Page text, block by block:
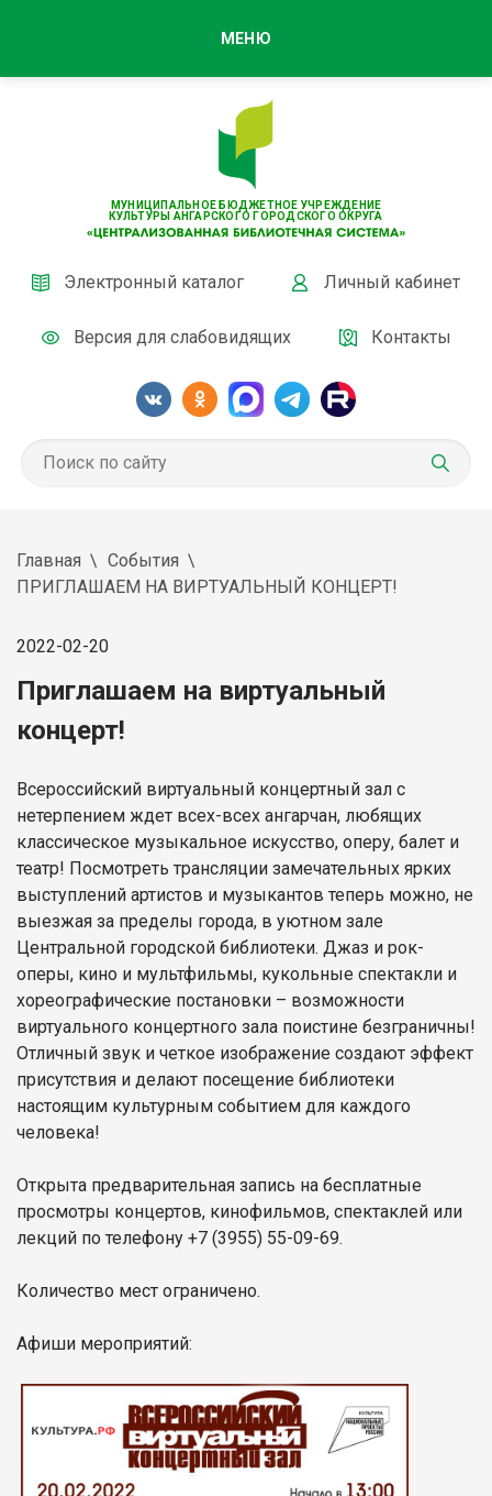
МУНИЦИПАЛЬНОЕ БЮДЖЕТНОЕ УЧРЕЖДЕНИЕ
КУЛЬТУРЫ АНГАРСКОГО ГОРОДСКОГО ОКРУГА
Электронный каталог Личный кабинет
Версия для слабовидящих Контакты
МЕНЮ
Главная
События
ПРИГЛАШАЕМ НА ВИРТУАЛЬНЫЙ КОНЦЕРТ!
2022-02-20
Приглашаем на виртуальный
концерт!
Всероссийский виртуальный концертный зал с
нетерпением ждет всех-всех ангарчан, любящих
классическое музыкальное искусство, оперу, балет и
театр! Посмотреть трансляции замечательных ярких
выступлений артистов и музыкантов теперь можно, не
выезжая за пределы города, в уютном зале
Центральной городской библиотеки. Джаз и рок-
оперы, кино и мультфильмы, кукольные спектакли и
хореографические постановки – возможности
виртуального концертного зала поистине безграничны!
Отличный звук и четкое изображение создают эффект
присутствия и делают посещение библиотеки
настоящим культурным событием для каждого
человека!
Открыта предварительная запись на бесплатные
просмотры концертов, кинофильмов, спектаклей или
лекций по телефону +7 (3955) 55-09-69.
Количество мест ограничено.
Афиши мероприятий: